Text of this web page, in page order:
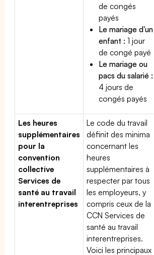
de congés
payés
Le mariage d'un
enfant : 1 jour
de congé payé
Le mariage ou
pacs du salarié :
4 jours de
congés payés
Les heures
supplémentaires
pour la
convention
collective
Services de
santé au travail
interentreprises
Le code du travail
définit des minima
concernant les
heures
supplémentaires à
respecter par tous
les employeurs, y
compris ceux de la
CCN Services de
santé au travail
interentreprises.
Voici les principaux